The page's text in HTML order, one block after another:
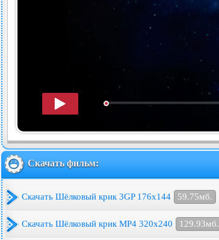
Скачать фильм:
Скачать Шёлковый крик 3GP 176x144 59.75мб.
Скачать Шёлковый крик MP4 320x240 129.93мб.